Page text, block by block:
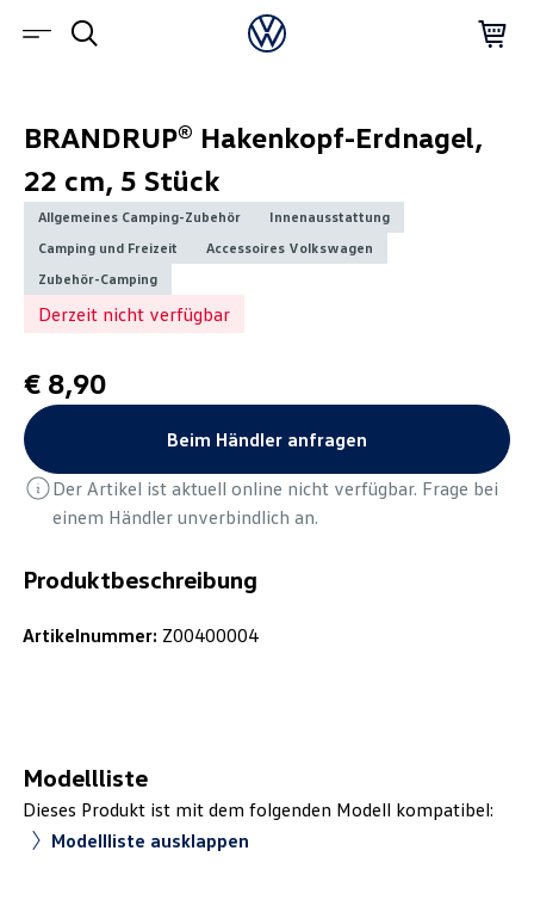
Produktbeschreibung
Artikelnummer: Z00400004
Modellliste
Dieses Produkt ist mit dem folgenden Modell kompatibel:
Modellliste ausklappen
BRANDRUP® Hakenkopf-Erdnagel,
22 cm, 5 Stück
Allgemeines Camping-Zubehör
Innenausstattung
Camping und Freizeit
Accessoires Volkswagen
Zubehör-Camping
Derzeit nicht verfügbar
€ 8,90
Beim Händler anfragen
Der Artikel ist aktuell online nicht verfügbar. Frage bei
einem Händler unverbindlich an.